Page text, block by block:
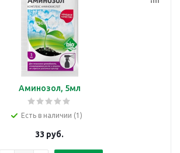
Аминозол, 5мл
Есть в наличии (1)
33 руб.